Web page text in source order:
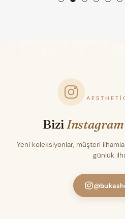
Bizi
Yeni koleksiyonlar, müşteri
günlük